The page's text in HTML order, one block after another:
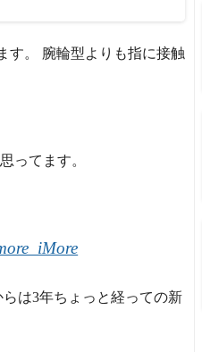
す。 腕輪型よりも指に接触
ってます。
iMore
は3年ちょっと経っての新